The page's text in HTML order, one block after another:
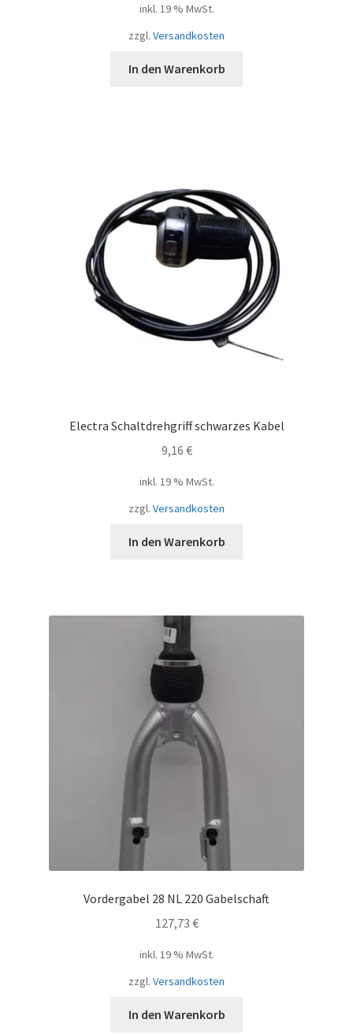
inkl. 19 % MwSt.
zzgl. Versandkosten
In den Warenkorb
Electra Schaltdrehgriff schwarzes Kabel
9,16 €
inkl. 19 % MwSt.
zzgl. Versandkosten
In den Warenkorb
Vordergabel 28 NL 220 Gabelschaft
127,73 €
inkl. 19 % MwSt.
zzgl. Versandkosten
In den Warenkorb